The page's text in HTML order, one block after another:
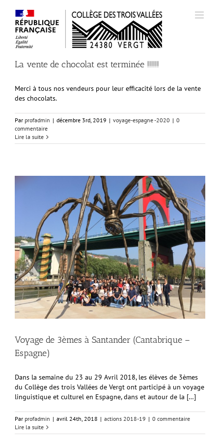
contenu
La vente de chocolat est terminée !!!!!!
Merci à tous nos vendeurs pour leur efficacité lors de la vente
des chocolats.
Par profadmin | décembre 3rd, 2019 | voyage-espagne -2020 | 0
commentaire
Lire la suite
Voyage de 3èmes à Santander (Cantabrique –
Espagne)
Dans la semaine du 23 au 29 Avril 2018, les élèves de 3èmes
du Collège des trois Vallées de Vergt ont participé à un voyage
linguistique et culturel en Espagne, dans et autour de la […]
Par profadmin | avril 24th, 2018 | actions 2018-19 | 0 commentaire
Lire la suite